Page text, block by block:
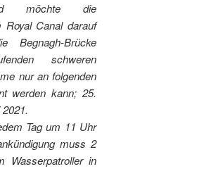
möchte die
Canal darauf
Begnagh-Brücke
schweren
nur an folgenden
werden kann; 25.
Tag um 11 Uhr
muss 2
Wasserpatroller in